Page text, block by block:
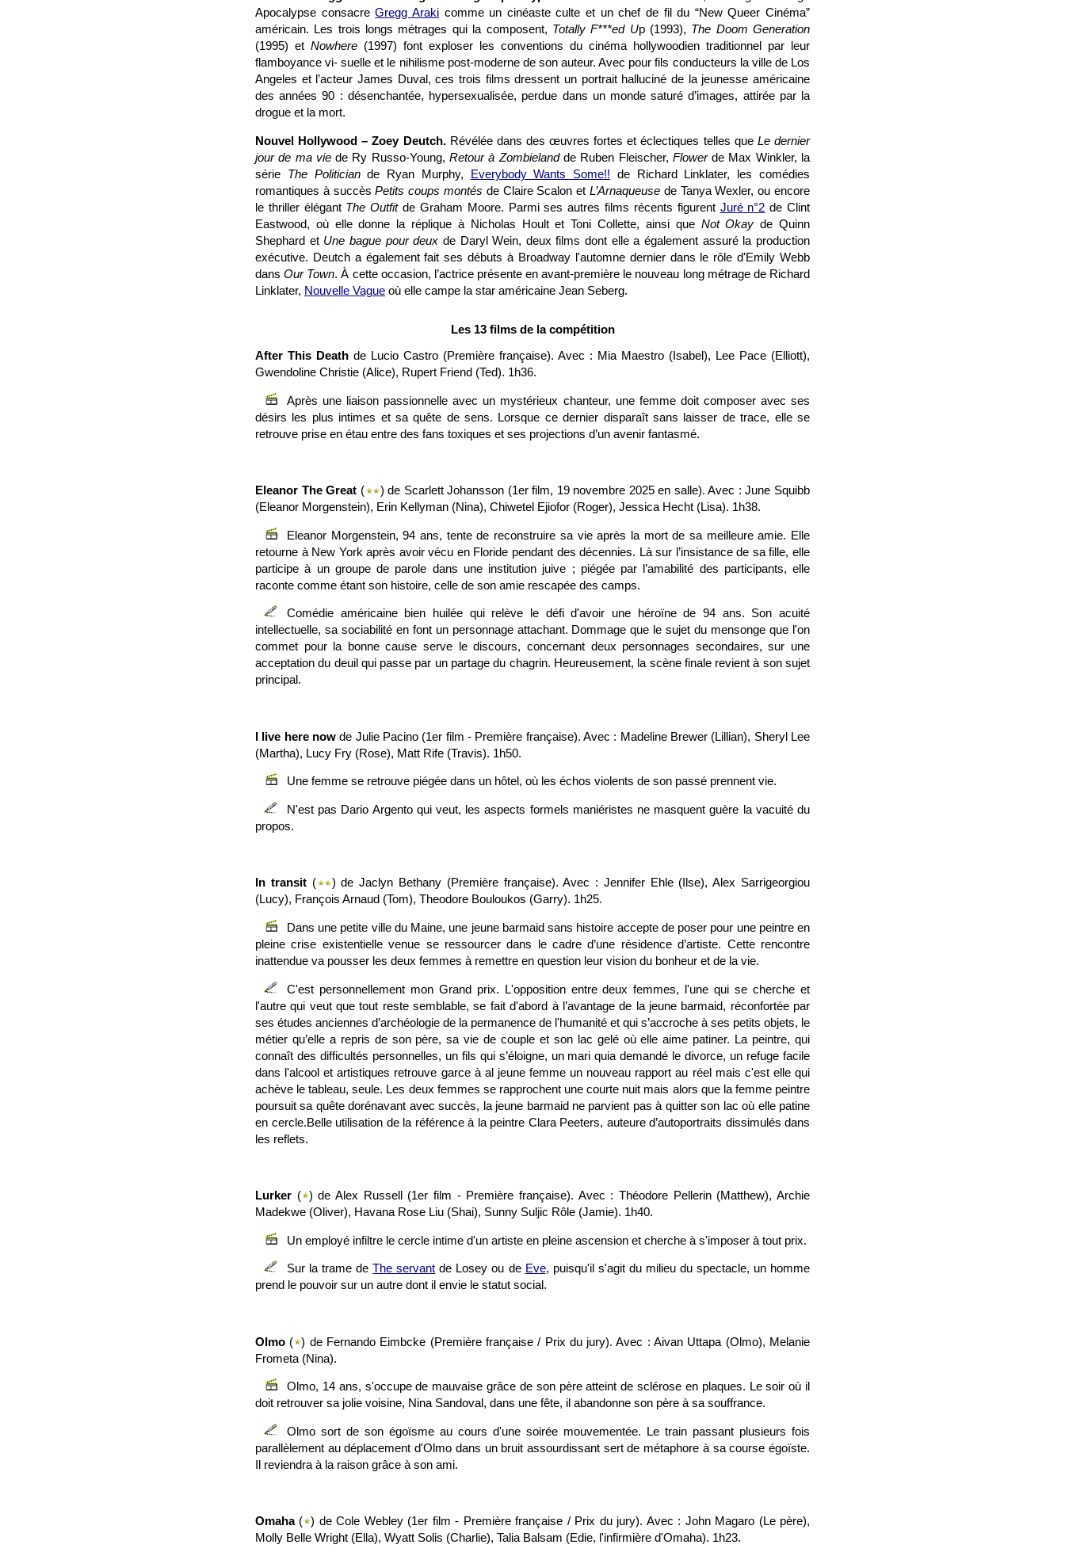
Apocalypse consacreGregg Arakicomme un cinéaste culte et un chef de fil du “New Queer Cinéma”
américain. Les trois longs métrages qui la composent, Totally F***ed Up (1993), The Doom Generation
(1995) et Nowhere (1997) font exploser les conventions du cinéma hollywoodien traditionnel par leur
flamboyance vi- suelle et le nihilisme post-moderne de son auteur. Avec pour fils conducteurs la ville de Los
Angeles et l’acteur James Duval, ces trois films dressent un portrait halluciné de la jeunesse américaine
des années 90 : désenchantée, hypersexualisée, perdue dans un monde saturé d’images, attirée par la
drogue et la mort.
Nouvel Hollywood – Zoey Deutch.Révélée dans des œuvres fortes et éclectiques telles que Le dernier
jour de ma viede Ry Russo-Young, Retour à Zombielandde Ruben Fleischer, Flowerde Max Winkler, la
série The Politiciande Ryan Murphy, Everybody Wants Some!! de Richard Linklater, les comédies
romantiques à succèsPetits coups montés de Claire Scalon etL’Arnaqueuse de Tanya Wexler, ou encore
le thriller élégant The Outfitde Graham Moore. Parmi ses autres films récents figurent Juré n°2 de Clint
Eastwood, où elle donne la réplique à Nicholas Hoult et Toni Collette, ainsi que Not Okay de Quinn
Shephard et Une bague pour deux de Daryl Wein, deux films dont elle a également assuré la production
exécutive. Deutch a également fait ses débuts à Broadway l'automne dernier dans le rôle d'Emily Webb
dansOur Town. À cette occasion, l’actrice présente en avant-première le nouveau long métrage de Richard
Linklater, Nouvelle Vague où elle campe la star américaine Jean Seberg.
Les 13 films de la compétition
After This Death de Lucio Castro (Première française). Avec : Mia Maestro (Isabel), Lee Pace (Elliott),
Gwendoline Christie (Alice), Rupert Friend (Ted). 1h36.
Après une liaison passionnelle avec un mystérieux chanteur, une femme doit composer avec ses
désirs les plus intimes et sa quête de sens. Lorsque ce dernier disparaît sans laisser de trace, elle se
retrouve prise en étau entre des fans toxiques et ses projections d’un avenir fantasmé.
Eleanor The Great (
) de Scarlett Johansson (1er film, 19 novembre 2025 en salle). Avec : June Squibb
(Eleanor Morgenstein), Erin Kellyman (Nina), Chiwetel Ejiofor (Roger), Jessica Hecht (Lisa). 1h38.
Eleanor Morgenstein, 94 ans, tente de reconstruire sa vie après la mort de sa meilleure amie. Elle
retourne à New York après avoir vécu en Floride pendant des décennies. Là sur l’insistance de sa fille, elle
participe à un groupe de parole dans une institution juive ; piégée par l’amabilité des participants, elle
raconte comme étant son histoire, celle de son amie rescapée des camps.
Comédie américaine bien huilée qui relève le défi d'avoir une héroïne de 94 ans. Son acuité
intellectuelle, sa sociabilité en font un personnage attachant. Dommage que le sujet du mensonge que l'on
commet pour la bonne cause serve le discours, concernant deux personnages secondaires, sur une
acceptation du deuil qui passe par un partage du chagrin. Heureusement, la scène finale revient à son sujet
principal.
I live here now de Julie Pacino (1er film - Première française). Avec : Madeline Brewer (Lillian), Sheryl Lee
(Martha), Lucy Fry (Rose), Matt Rife (Travis). 1h50.
Une femme se retrouve piégée dans un hôtel, où les échos violents de son passé prennent vie.
N'est pas Dario Argento qui veut, les aspects formels maniéristes ne masquent guère la vacuité du
propos.
In transit(
) de Jaclyn Bethany (Première française). Avec : Jennifer Ehle (Ilse), Alex Sarrigeorgiou
(Lucy), François Arnaud (Tom), Theodore Bouloukos (Garry). 1h25.
Dans une petite ville du Maine, une jeune barmaid sans histoire accepte de poser pour une peintre en
pleine crise existentielle venue se ressourcer dans le cadre d’une résidence d’artiste. Cette rencontre
inattendue va pousser les deux femmes à remettre en question leur vision du bonheur et de la vie.
C'est personnellement mon Grand prix. L'opposition entre deux femmes, l'une qui se cherche et
l'autre qui veut que tout reste semblable, se fait d'abord à l’avantage de la jeune barmaid, réconfortée par
ses études anciennes d’archéologie de la permanence de l'humanité et qui s’accroche à ses petits objets, le
métier qu’elle a repris de son père, sa vie de couple et son lac gelé où elle aime patiner. La peintre, qui
connaît des difficultés personnelles, un fils qui s’éloigne, un mari quia demandé le divorce, un refuge facile
dans l'alcool et artistiques retrouve garce à al jeune femme un nouveau rapport au réel mais c'est elle qui
achève le tableau, seule. Les deux femmes se rapprochent une courte nuit mais alors que la femme peintre
poursuit sa quête dorénavant avec succès, la jeune barmaid ne parvient pas à quitter son lac où elle patine
en cercle.Belle utilisation de la référence à la peintre Clara Peeters, auteure d’autoportraits dissimulés dans
les reflets.
Lurker (
) de Alex Russell (1er film - Première française). Avec : Théodore Pellerin (Matthew), Archie
Madekwe (Oliver), Havana Rose Liu (Shai), Sunny Suljic Rôle (Jamie). 1h40.
Un employé infiltre le cercle intime d'un artiste en pleine ascension et cherche à s'imposer à tout prix.
Sur la trame deThe servant de Losey ou de Eve, puisqu'il s'agit du milieu du spectacle, un homme
prend le pouvoir sur un autre dont il envie le statut social.
Olmo (
) de Fernando Eimbcke (Première française / Prix du jury). Avec : Aivan Uttapa (Olmo), Melanie
Frometa (Nina).
Olmo, 14 ans, s'occupe de mauvaise grâce de son père atteint de sclérose en plaques. Le soir où il
doit retrouver sa jolie voisine, Nina Sandoval, dans une fête, il abandonne son père à sa souffrance.
Olmo sort de son égoïsme au cours d'une soirée mouvementée. Le train passant plusieurs fois
parallèlement au déplacement d'Olmo dans un bruit assourdissant sert de métaphore à sa course égoïste.
Il reviendra à la raison grâce à son ami.
Omaha(
) de Cole Webley (1er film - Première française / Prix du jury). Avec : John Magaro (Le père),
Molly Belle Wright (Ella), Wyatt Solis (Charlie), Talia Balsam (Edie, l'infirmière d'Omaha). 1h23.